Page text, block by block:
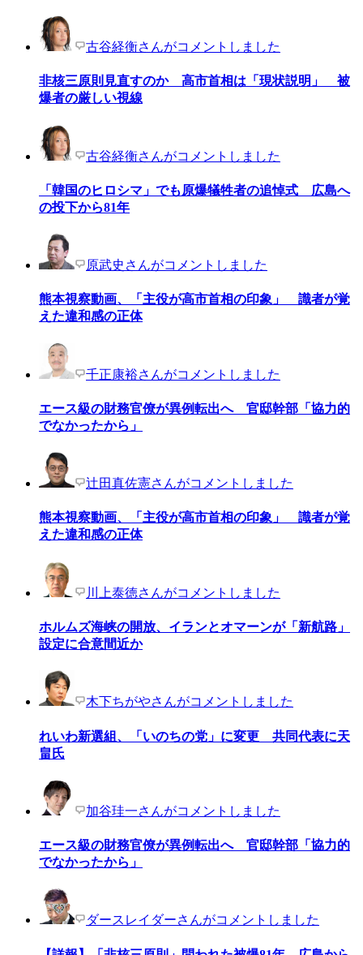
古谷経衡さんがコメントしました
非核三原則見直すのか 高市首相は「現状説明」 被
爆者の厳しい視線
古谷経衡さんがコメントしました
「韓国のヒロシマ」でも原爆犠牲者の追悼式 広島へ
の投下から81年
原武史さんがコメントしました
熊本視察動画、「主役が高市首相の印象」 識者が覚
えた違和感の正体
千正康裕さんがコメントしました
エース級の財務官僚が異例転出へ 官邸幹部「協力的
でなかったから」
辻田真佐憲さんがコメントしました
熊本視察動画、「主役が高市首相の印象」 識者が覚
えた違和感の正体
川上泰徳さんがコメントしました
ホルムズ海峡の開放、イランとオマーンが「新航路」
設定に合意間近か
木下ちがやさんがコメントしました
れいわ新選組、「いのちの党」に変更 共同代表に天
畠氏
加谷珪一さんがコメントしました
エース級の財務官僚が異例転出へ 官邸幹部「協力的
でなかったから」
ダースレイダーさんがコメントしました